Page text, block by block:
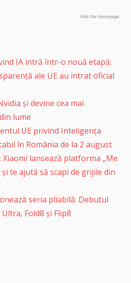
Visit the homepage
IA intră într-o nouă etapă:
ale UE au intrat oficial
și devine cea mai
lume
UE privind Inteligența
în România de la 2 august
lansează platforma „Me
te ajută să scapi de grijile din
seria pliabilă: Debutul
Fold8 și Flip8